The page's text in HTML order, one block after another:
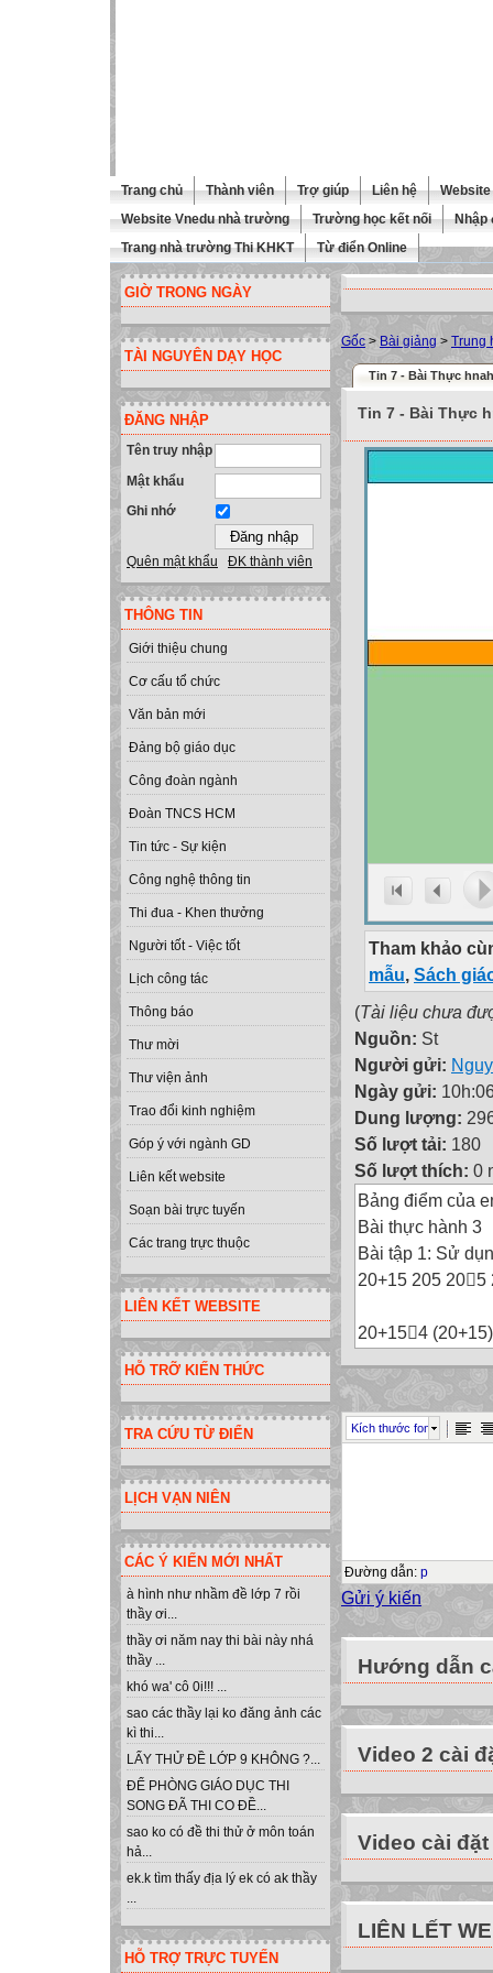
Trang chủ Thành viên Trợ giúp Liên hệ
Website Vnedu nhà trường
Trường học kết nối
Nhập
Trang nhà trường Thi KHKT
Từ điển Online
GIỜ TRONG NGÀY
TÀI NGUYÊN DẠY HỌC
ĐĂNG NHẬP
Tên truy nhập
Mật khẩu
Ghi nhớ
Quên mật khẩu ĐK thành viên
THÔNG TIN
Giới thiệu chung
Cơ cấu tổ chức
Văn bản mới
Đảng bộ giáo dục
Công đoàn ngành
Đoàn TNCS HCM
Tin tức - Sự kiện
Công nghệ thông tin
Thi đua - Khen thưởng
Người tốt - Việc tốt
Lịch công tác
Thông báo
Thư mời
Thư viện ảnh
Trao đổi kinh nghiệm
Góp ý với ngành GD
Liên kết website
Soạn bài trực tuyến
Các trang trực thuộc
LIÊN KẾT WEBSITE
HỖ TRỠ KIẾN THỨC
TRA CỨU TỪ ĐIỂN
LỊCH VẠN NIÊN
CÁC Ý KIẾN MỚI NHẤT
à hình như nhầm đề lớp 7 rồi
thầy ơi...
thầy ơi năm nay thi bài này nhá
thầy ...
khó wa' cô 0i!!! ...
sao các thầy lại ko đăng ảnh các
kì thi...
LẤY THỬ ĐỀ LỚP 9 KHÔNG ?...
ĐỂ PHÒNG GIÁO DỤC THI
SONG ĐÃ THI CO ĐỀ...
sao ko có đề thi thử ở môn toán
hả...
ek.k tìm thấy địa lý ek có ak thầy
...
HỖ TRỢ TRỰC TUYẾN
Gốc > Bài giảng > Trung
Tin 7 - Bài Thực
Tin 7 - Bài Thực
Tham khảo
mẫu, Sách
(Tài liệu chưa
Nguồn: St
Người gửi:
Ngày gửi:
Dung lượng:
Số lượt tải: 180
Số lượt thích: 0
Bảng điểm của
Bài thực hành 3
Bài tập 1: Sử
20+15 205 205
20+154
144/6-35 144/
52/4 (2+7)2/7
=A1+5
=A1*5
=A1+B2
=(A1+B2)*C4
=A1*C4
=B2-A1
=(A1+B2)-C4
=B2^A1-C4
=B2*C4
=(C4-A1)/B2
=(A1+B2)/2
Bài tập 3: Thực
Giả sử em có
Kích thước font
Đường dẫn: p
Gửi ý kiến
Hướng dẫn
Video 2 cài
Video cài đặt
LIÊN LẾT